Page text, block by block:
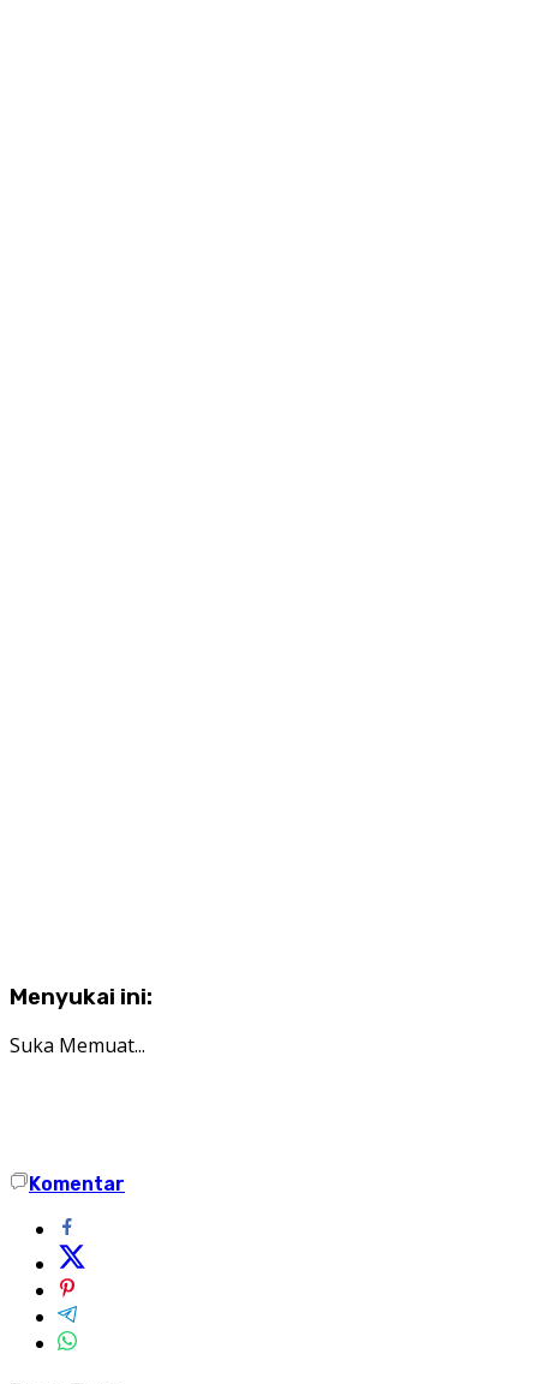
Menyukai ini:
Suka Memuat...
Komentar